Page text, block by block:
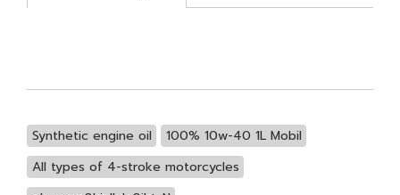
Synthetic engine oil
100% 10w-40 1L Mobil
All types of 4-stroke motorcycles